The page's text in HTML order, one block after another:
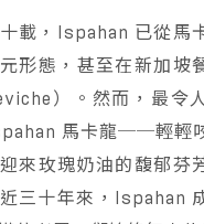
載，Ispahan 已從馬
形態，甚至在新加坡
）。然而，最令
馬卡龍──輕輕
來玫瑰奶油的馥郁芬
三十年來，Ispahan